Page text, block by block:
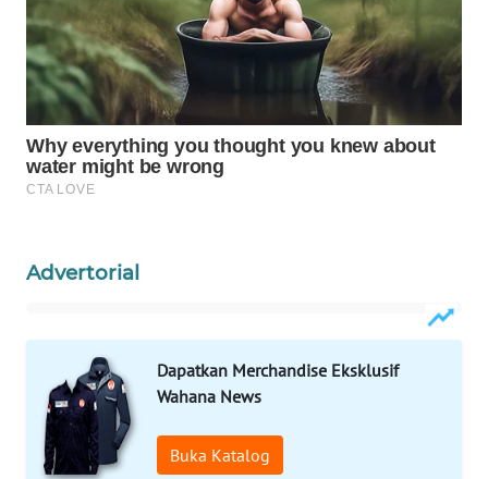
Advertorial
Dapatkan Merchandise Eksklusif
Wahana News
Buka Katalog
WAHANA
LISTRIK
WAHANA
TRAVEL
WAHANA
TV
ID
CO ID
WAHANANEWS
NET